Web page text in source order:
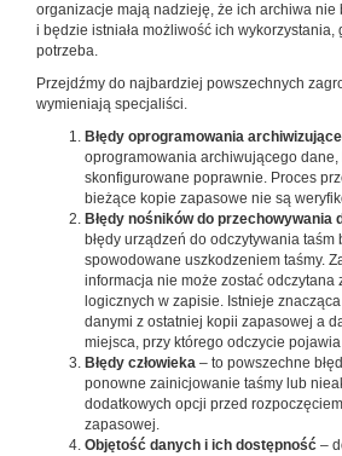
organizacje mają nadzieję, że ich archiwa nie
i będzie istniała możliwość ich wykorzystania,
potrzeba.
Przejdźmy do najbardziej powszechnych
wymieniają specjaliści.
Błędy oprogramowania
oprogramowania archiwującego dane,
skonfigurowane poprawnie. Proces
bieżące kopie zapasowe nie są
Błędy nośników do przechowywania
błędy urządzeń do odczytywania taśm
spowodowane uszkodzeniem taśmy.
informacja nie może zostać odczytana
logicznych w zapisie. Istnieje
danymi z ostatniej kopii zapasowej a
miejsca, przy którego odczycie pojawia
Błędy człowieka – to powszechne
ponowne zainicjowanie taśmy lub
dodatkowych opcji przed
zapasowej.
Objętość danych i ich dostępność –